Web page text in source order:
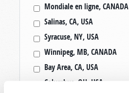
Mondiale en ligne, CANADA
Salinas, CA, USA
Syracuse, NY, USA
Winnipeg, MB, CANADA
Bay Area, CA, USA
Columbus, OH, USA